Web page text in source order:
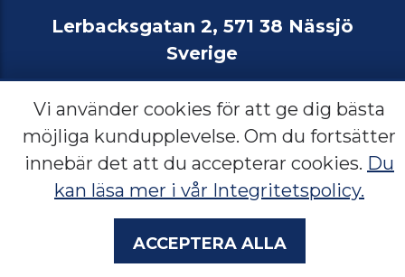
Lerbacksgatan 2, 571 38 Nässjö
Sverige
Språk:SENO EN
Vi använder cookies för att ge dig bästa
möjliga kundupplevelse. Om du fortsätter
innebär det att du accepterar cookies. Du
kan läsa mer i vår Integritetspolicy.
Acceptera alla